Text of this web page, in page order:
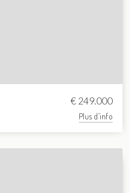
€ 249.000
Plus d'info